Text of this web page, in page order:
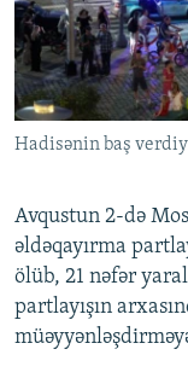
Hadisənin baş
Avqustun 2-də
əldəqayırma
ölüb, 21 nəfər
partlayışın